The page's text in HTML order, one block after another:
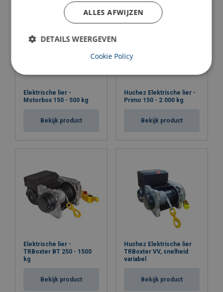
Afwerking:
Opmerking:
Elektrische lier -
Motorbox 150 - 500 kg
Bekijk product
Huchez Elektrische lier -
Primo 150 - 2.000 kg
Bekijk product
Elektrische lier -
TRBoxter BT 250 - 1500
kg
Bekijk product
Huchez Elektrische lier
TRBoxter VV, snelheid
variabel
Bekijk product
ALLES AFWIJZEN
DETAILS WEERGEVEN
Cookie Policy